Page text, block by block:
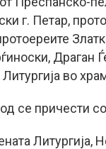
г. Петар,
Драган
во
се причести
Литургија,